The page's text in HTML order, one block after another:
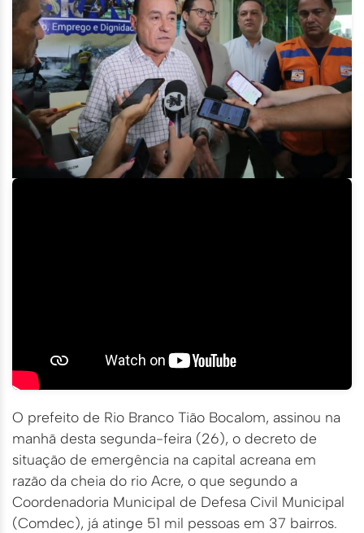
O prefeito de Rio Branco Tião Bocalom, assinou na
manhã desta segunda-feira (26), o decreto de
situação de emergência na capital acreana em
razão da cheia do rio Acre, o que segundo a
Coordenadoria Municipal de Defesa Civil Municipal
(Comdec), já atinge 51 mil pessoas em 37 bairros.